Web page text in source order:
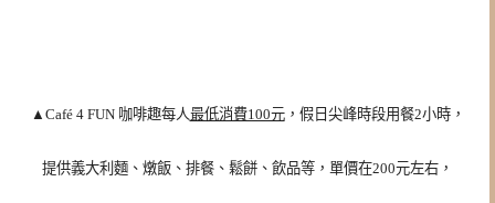
▲Café 4 FUN 咖啡趣每人最低消費100元，假日尖峰時段用餐2小時，
提供義大利麵、燉飯、排餐、鬆餅、飲品等，單價在200元左右，